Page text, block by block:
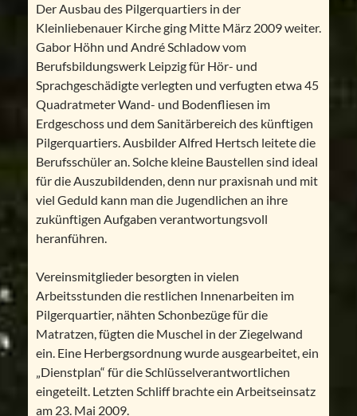
Der Ausbau des Pilgerquartiers in der
Kleinliebenauer Kirche ging Mitte März 2009 weiter.
Gabor Höhn und André Schladow vom
Berufsbildungswerk Leipzig für Hör- und
Sprachgeschädigte verlegten und verfugten etwa 45
Quadratmeter Wand- und Bodenfliesen im
Erdgeschoss und dem Sanitärbereich des künftigen
Pilgerquartiers. Ausbilder Alfred Hertsch leitete die
Berufsschüler an. Solche kleine Baustellen sind ideal
für die Auszubildenden, denn nur praxisnah und mit
viel Geduld kann man die Jugendlichen an ihre
zukünftigen Aufgaben verantwortungsvoll
heranführen.
Vereinsmitglieder besorgten in vielen
Arbeitsstunden die restlichen Innenarbeiten im
Pilgerquartier, nähten Schonbezüge für die
Matratzen, fügten die Muschel in der Ziegelwand
ein. Eine Herbergsordnung wurde ausgearbeitet, ein
„Dienstplan“ für die Schlüsselverantwortlichen
eingeteilt. Letzten Schliff brachte ein Arbeitseinsatz
am 23. Mai 2009.